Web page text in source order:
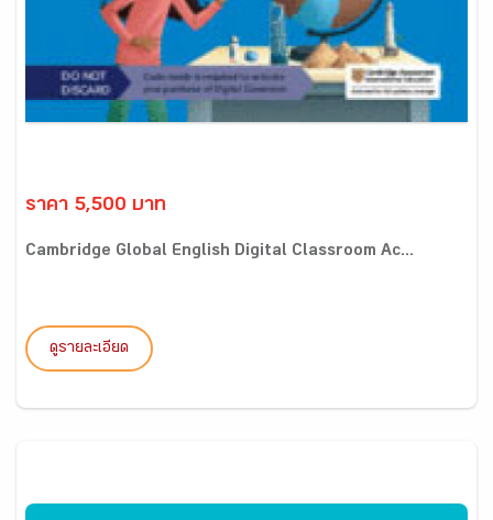
ราคา 5,500 บาท
Cambridge Global English Digital Classroom Ac...
ดูรายละเอียด